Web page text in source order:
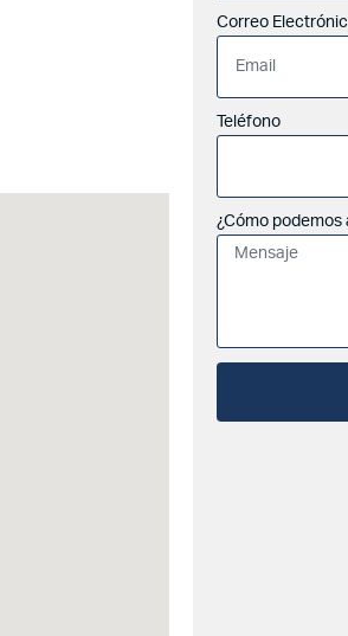
Correo
Teléfono
¿Cómo podemos